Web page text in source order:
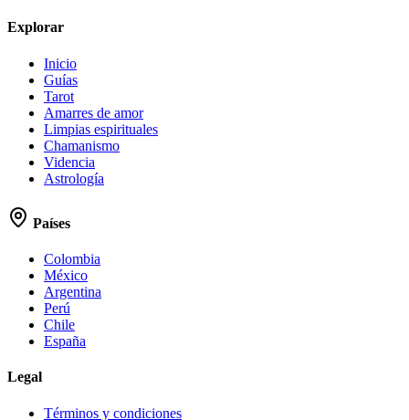
Explorar
Inicio
Guías
Tarot
Amarres de amor
Limpias espirituales
Chamanismo
Videncia
Astrología
Países
Colombia
México
Argentina
Perú
Chile
España
Legal
Términos y condiciones